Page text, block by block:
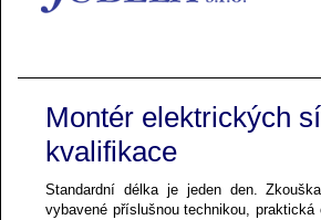
Montér elektrických
kvalifikace
Standardní délka je jeden den.
vybavené příslušnou technikou,